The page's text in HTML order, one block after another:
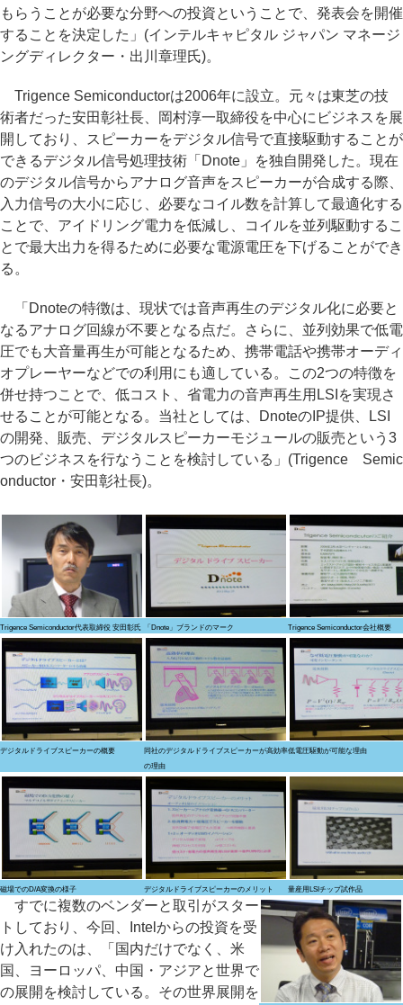
もらうことが必要な分野への投資ということで、発表会を開催
することを決定した」(インテルキャピタル ジャパン マネージ
ングディレクター・出川章理氏)。
Trigence Semiconductorは2006年に設立。元々は東芝の技
術者だった安田彰社長、岡村淳一取締役を中心にビジネスを展
開しており、スピーカーをデジタル信号で直接駆動することが
できるデジタル信号処理技術「Dnote」を独自開発した。現在
のデジタル信号からアナログ音声をスピーカーが合成する際、
入力信号の大小に応じ、必要なコイル数を計算して最適化する
ことで、アイドリング電力を低減し、コイルを並列駆動するこ
とで最大出力を得るために必要な電源電圧を下げることができ
る。
「Dnoteの特徴は、現状では音声再生のデジタル化に必要と
なるアナログ回線が不要となる点だ。さらに、並列効果で低電
圧でも大音量再生が可能となるため、携帯電話や携帯オーディ
オプレーヤーなどでの利用にも適している。この2つの特徴を
併せ持つことで、低コスト、省電力の音声再生用LSIを実現さ
せることが可能となる。当社としては、DnoteのIP提供、LSI
の開発、販売、デジタルスピーカーモジュールの販売という3
つのビジネスを行なうことを検討している」(Trigence Semic
onductor・安田彰社長)。
Trigence Semiconductor代表取締役 安田彰氏 「Dnote」ブランドのマーク Trigence Semiconductor会社概要
デジタルドライブスピーカーの概要
同社のデジタルドライブスピーカーが高効率
の理由
低電圧駆動が可能な理由
磁場でのD/A変換の様子 デジタルドライブスピーカーのメリット 量産用LSIチップ試作品
すでに複数のベンダーと取引がスター
トしており、今回、Intelからの投資を受
け入れたのは、「国内だけでなく、米
国、ヨーロッパ、中国・アジアと世界で
の展開を検討している。その世界展開を